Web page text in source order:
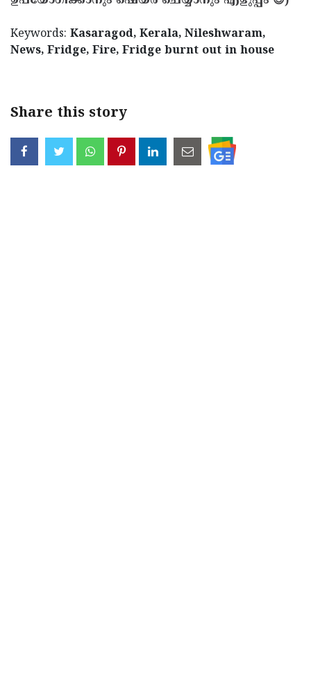
Keywords: Kasaragod, Kerala, Nileshwaram,
News, Fridge, Fire, Fridge burnt out in house
Share this story